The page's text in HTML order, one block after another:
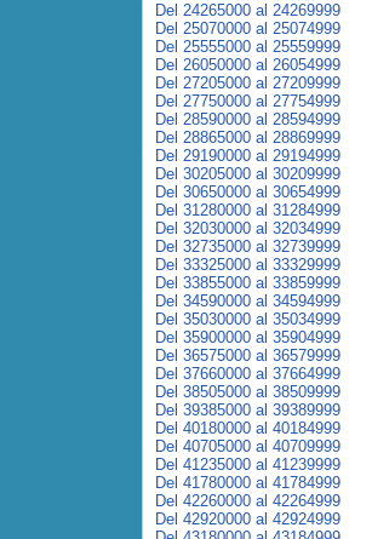
Del 24265000 al 24269999
Del 25070000 al 25074999
Del 25555000 al 25559999
Del 26050000 al 26054999
Del 27205000 al 27209999
Del 27750000 al 27754999
Del 28590000 al 28594999
Del 28865000 al 28869999
Del 29190000 al 29194999
Del 30205000 al 30209999
Del 30650000 al 30654999
Del 31280000 al 31284999
Del 32030000 al 32034999
Del 32735000 al 32739999
Del 33325000 al 33329999
Del 33855000 al 33859999
Del 34590000 al 34594999
Del 35030000 al 35034999
Del 35900000 al 35904999
Del 36575000 al 36579999
Del 37660000 al 37664999
Del 38505000 al 38509999
Del 39385000 al 39389999
Del 40180000 al 40184999
Del 40705000 al 40709999
Del 41235000 al 41239999
Del 41780000 al 41784999
Del 42260000 al 42264999
Del 42920000 al 42924999